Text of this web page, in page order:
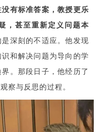
有标准答案，教授更乐
，甚至重新定义问题本
深刻的不适应。他发现
和解决问题为导向的学
。那段日子，他经历了
察与反思的过程。